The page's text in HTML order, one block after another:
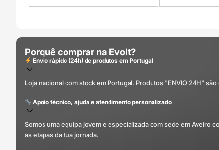
Porquê comprar na Evolt?
Envio rápido (24h) de produtos em Portugal
Loja nacional com stock em Portugal. Produtos "ENVIO 24H"
Apoio técnico, ajuda e atendimento personalizado
Somos uma equipa jovem e especializada com sede em Aveiro
as etapas da tua jornada.